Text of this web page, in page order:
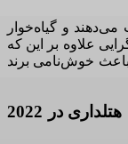
و گیاه‌خوار
علاوه بر این ‌که
خوش‌نامی برند
چرا مدیران هتل‌ها باید ترند های صنعت هتلداری در 2022